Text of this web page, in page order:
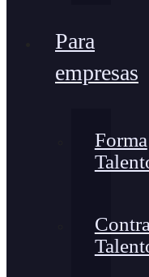
Para
empresas
Forma